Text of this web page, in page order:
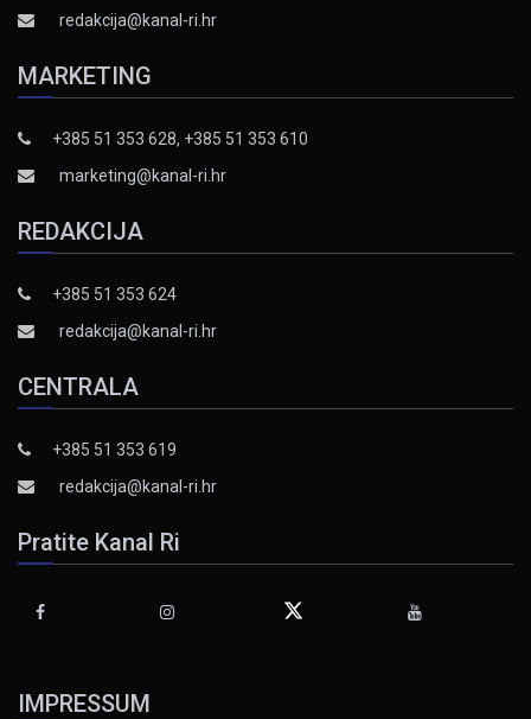
redakcija@kanal-ri.hr
MARKETING
+385 51 353 628, +385 51 353 610
marketing@kanal-ri.hr
REDAKCIJA
+385 51 353 624
redakcija@kanal-ri.hr
CENTRALA
+385 51 353 619
redakcija@kanal-ri.hr
Pratite Kanal Ri
IMPRESSUM